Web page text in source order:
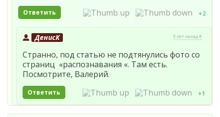
Ответить +2
ДенисК 9 лет назад #
Странно, под статью не подтянулись фото со
страниц «распознавания «. Там есть.
Посмотрите, Валерий.
Ответить +1